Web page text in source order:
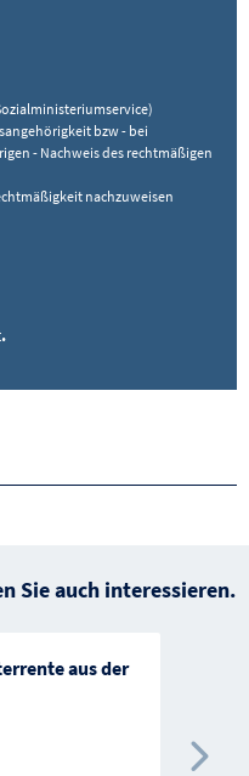
bzw - bei
- Nachweis des rechtmäßigen
nachzuweisen
Sie auch interessieren.
aus der